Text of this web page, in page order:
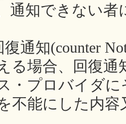
通知できない
復通知(counter
る場合、回復
・プロバイダ
不能にした内